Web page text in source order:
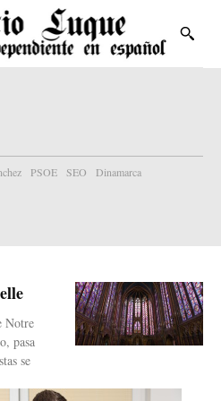
PSOE SEO
Dinamarca
Notre
pasa
se